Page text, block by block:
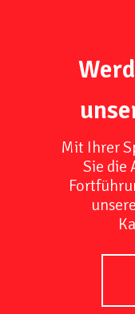
Mit Ihrer
Sie die